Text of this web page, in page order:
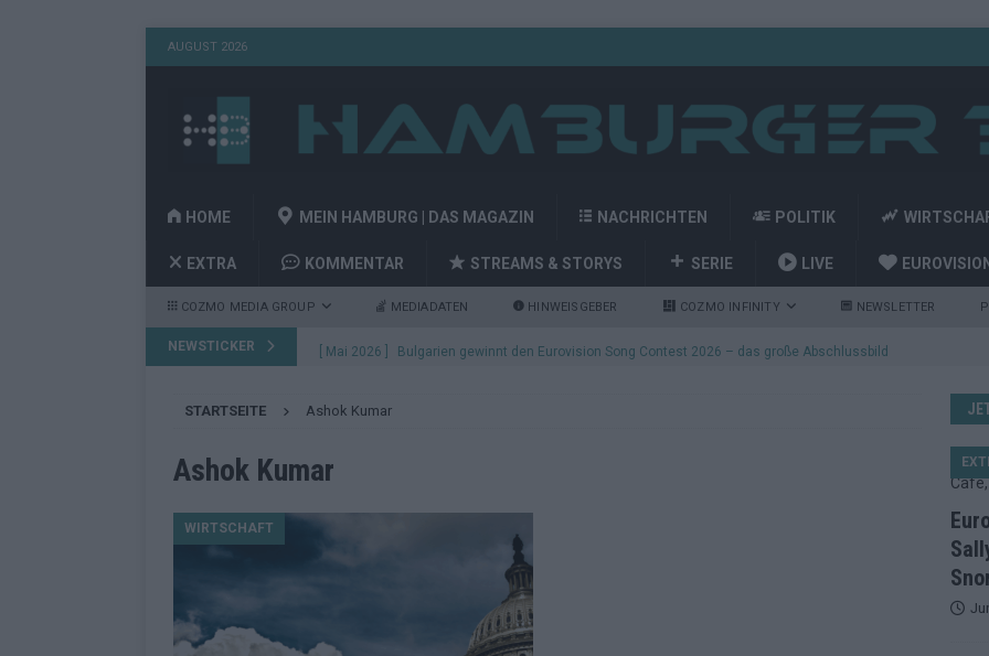
AUGUST 2026
HOME MEIN HAMBURG | DAS MAGAZIN NACHRICHTEN POLITIK
EXTRA KOMMENTAR STREAMS & STORYS SERIE LIVE EUROVISION
COZMO MEDIA GROUP MEDIADATEN HINWEISGEBER COZMO INFINITY NEWSLETTER
NEWSTICKER [ Mai 2026 ] Bulgarien gewinnt den Eurovision Song Contest 2026 – das große Abschlussbild
EUROVISION
Alle 25 ESC-Finalisten auf dem Prüfstand: Stärken, Schwächen und unsere Tipps
[ Mai 2026 ] Vier Sieger gleichzeitig, Manipulationsverdacht, Jury-Comeback: Die turbulente
STARTSEITE Ashok Kumar
Ashok Kumar
WIRTSCHAFT